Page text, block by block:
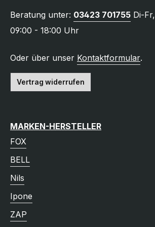
Beratung unter: 03423 701755 Di-Fr,
09:00 - 18:00 Uhr
Oder über unser Kontaktformular.
Vertrag widerrufen
MARKEN-HERSTELLER
FOX
BELL
Nils
Ipone
ZAP